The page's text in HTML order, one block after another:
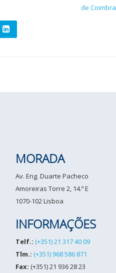
de Coimbra
MORADA
Av. Eng. Duarte Pacheco
Amoreiras Torre 2, 14.º E
1070-102 Lisboa
INFORMAÇÕES
Telf.: (+351) 21 317 40 09
Tlm.: (+351) 968 586 871
Fax: (+351) 21 936 28 23